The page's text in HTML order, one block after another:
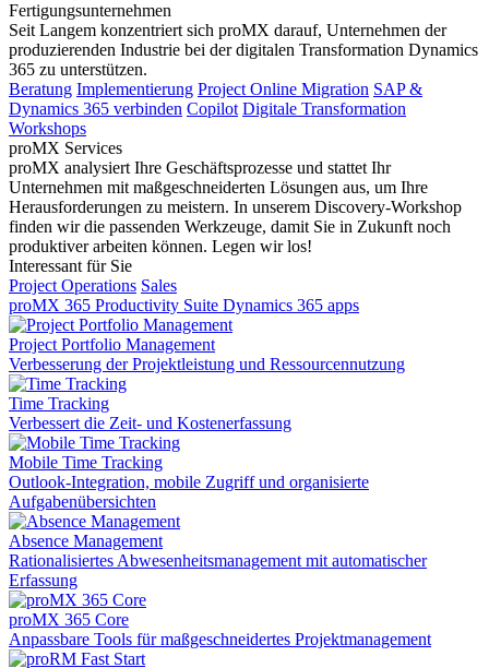
Fertigungsunternehmen
Seit Langem konzentriert sich proMX darauf, Unternehmen der
produzierenden Industrie bei der digitalen Transformation Dynamics
365 zu unterstützen.
Beratung Implementierung Project Online Migration SAP &
Dynamics 365 verbinden Copilot Digitale Transformation
Workshops
proMX Services
proMX analysiert Ihre Geschäftsprozesse und stattet Ihr
Unternehmen mit maßgeschneiderten Lösungen aus, um Ihre
Herausforderungen zu meistern. In unserem Discovery-Workshop
finden wir die passenden Werkzeuge, damit Sie in Zukunft noch
produktiver arbeiten können. Legen wir los!
Interessant für Sie
Project Operations Sales
proMX 365 Productivity Suite Dynamics 365 apps
Project Portfolio Management
Verbesserung der Projektleistung und Ressourcennutzung
Time Tracking
Verbessert die Zeit- und Kostenerfassung
Mobile Time Tracking
Outlook-Integration, mobile Zugriff und organisierte
Aufgabenübersichten
Absence Management
Rationalisiertes Abwesenheitsmanagement mit automatischer
Erfassung
proMX 365 Core
Anpassbare Tools für maßgeschneidertes Projektmanagement